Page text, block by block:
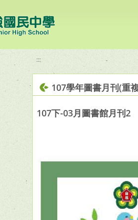
:::
107學年圖書月刊(重
107下-03月圖書館月刊2